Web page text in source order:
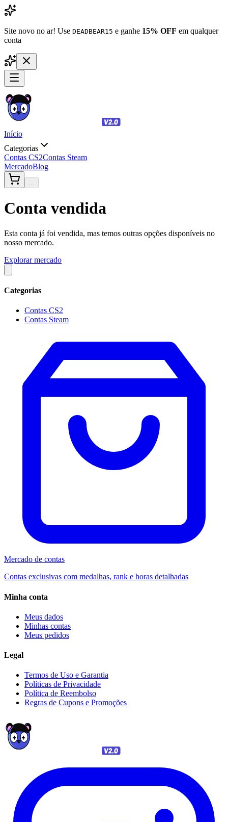
Site novo no ar! Use DEADBEAR15 e ganhe 15% OFF em qualquer
conta
Início
Categorias
Contas CS2Contas Steam
MercadoBlog
...
Conta vendida
Esta conta já foi vendida, mas temos outras opções disponíveis no
nosso mercado.
Explorar mercado
Categorias
Contas CS2
Contas Steam
Mercado de contas
Contas exclusivas com medalhas, rank e horas detalhadas
Minha conta
Meus dados
Minhas contas
Meus pedidos
Legal
Termos de Uso e Garantia
Políticas de Privacidade
Política de Reembolso
Regras de Cupons e Promoções